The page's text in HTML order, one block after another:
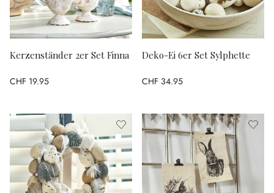
Kerzenständer 2er Set Finna
CHF 19.95
Deko-Ei 6er Set Sylphette
CHF 34.95